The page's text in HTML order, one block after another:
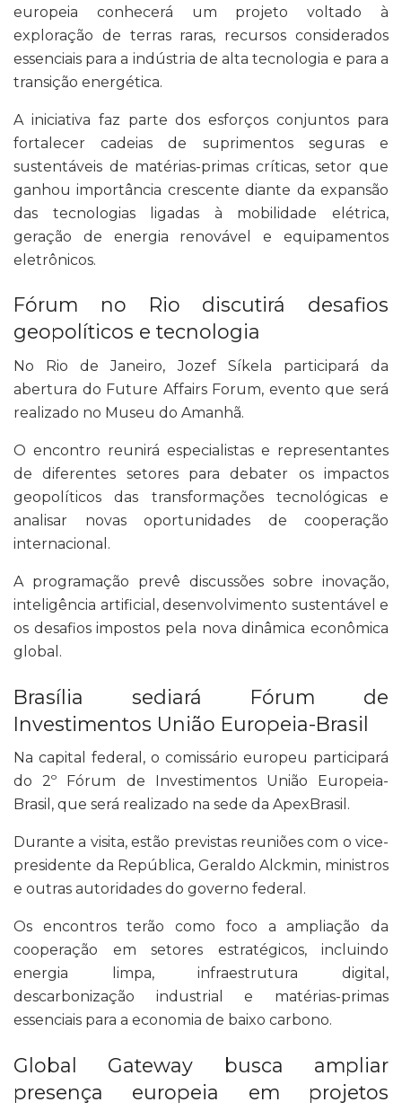
europeia conhecerá um projeto voltado à
exploração de terras raras, recursos considerados
essenciais para a indústria de alta tecnologia e para a
transição energética.
A iniciativa faz parte dos esforços conjuntos para
fortalecer cadeias de suprimentos seguras e
sustentáveis de matérias-primas críticas, setor que
ganhou importância crescente diante da expansão
das tecnologias ligadas à mobilidade elétrica,
geração de energia renovável e equipamentos
eletrônicos.
Fórum no Rio discutirá desafios
geopolíticos e tecnologia
No Rio de Janeiro, Jozef Síkela participará da
abertura do Future Affairs Forum, evento que será
realizado no Museu do Amanhã.
O encontro reunirá especialistas e representantes
de diferentes setores para debater os impactos
geopolíticos das transformações tecnológicas e
analisar novas oportunidades de cooperação
internacional.
A programação prevê discussões sobre inovação,
inteligência artificial, desenvolvimento sustentável e
os desafios impostos pela nova dinâmica econômica
global.
Brasília sediará Fórum de
Investimentos União Europeia-Brasil
Na capital federal, o comissário europeu participará
do 2º Fórum de Investimentos União Europeia-
Brasil, que será realizado na sede da ApexBrasil.
Durante a visita, estão previstas reuniões com o vice-
presidente da República, Geraldo Alckmin, ministros
e outras autoridades do governo federal.
Os encontros terão como foco a ampliação da
cooperação em setores estratégicos, incluindo
energia limpa, infraestrutura digital,
descarbonização industrial e matérias-primas
essenciais para a economia de baixo carbono.
Global Gateway busca ampliar
presença europeia em projetos